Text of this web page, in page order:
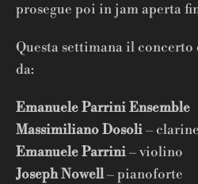
prosegue poi in jam aperta
Questa settimana il concerto
da:
Emanuele Parrini Ensemble
Massimiliano Dosoli–
Emanuele Parrini– violino
Joseph Nowell– pianoforte